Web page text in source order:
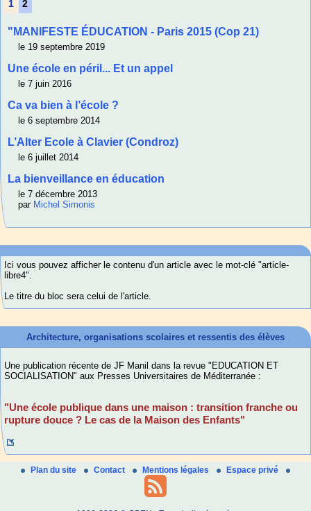
1 2
"MANIFESTE ÉDUCATION - Paris 2015 (Cop 21)
le 19 septembre 2019
Une école en péril... Et un appel
le 7 juin 2016
Ca va bien à l’école ?
le 6 septembre 2014
L’Alter Ecole à Clavier (Condroz)
le 6 juillet 2014
La bienveillance en éducation
le 7 décembre 2013
par Michel Simonis
Ici vous pouvez afficher le contenu d'un article avec le mot-clé "article-
libre4".
Le titre du bloc sera celui de l'article.
Architecture, organisations scolaires et ressentis des élèves
Une publication récente de JF Manil dans la revue "EDUCATION ET
SOCIALISATION" aux Presses Universitaires de Méditerranée :
"Une école publique dans une maison : transition franche ou
rupture douce ? Le cas de la Maison des Enfants"
Plan du site Contact Mentions légales Espace privé